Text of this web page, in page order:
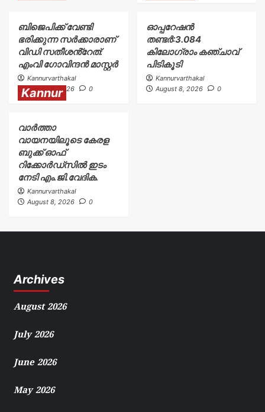
ബിജെപിക്ക് വേണ്ടി
ഭരിക്കുന്ന സർക്കാരാണ്
വിഡി സതീശൻ്റേത്:
എംവി ഗോവിന്ദൻ മാസ്റ്റർ
Kannurvarthakal
August 8, 2026
0
ഓപ്പറേഷൻ
തണ്ടർ:3.084
കിലോഗ്രാം കഞ്ചാവ്
പിടികൂടി
Kannurvarthakal
August 8, 2026
0
Kannur
വാർത്താ
വായനയിലൂടെ കേരള
ബുക്ക് ഓഫ്
റിക്കോർഡ്സിൽ ഇടം
നേടി എം.ജി.വേദിക.
Kannurvarthakal
August 8, 2026
0
Archives
August 2026
July 2026
June 2026
May 2026